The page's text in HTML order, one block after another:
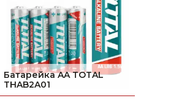
Батарейка AA TOTAL
THAB2A01